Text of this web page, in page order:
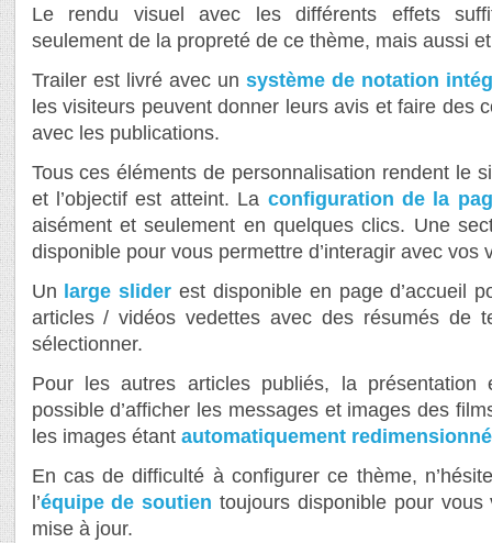
Le rendu visuel avec les différents effets
seulement de la propreté de ce thème, mais aussi
Trailer est livré avec un système de notation
les visiteurs peuvent donner leurs avis et faire des
avec les publications.
Tous ces éléments de personnalisation rendent le
et l’objectif est atteint. La configuration de la
aisément et seulement en quelques clics. Une
disponible pour vous permettre d’interagir avec vos
Un large slider est disponible en page d’accueil
articles / vidéos vedettes avec des résumés de
sélectionner.
Pour les autres articles publiés, la
possible d’afficher les messages et images des
les images étant automatiquement
En cas de difficulté à configurer ce thème,
l’équipe de soutien toujours disponible pour
mise à jour.